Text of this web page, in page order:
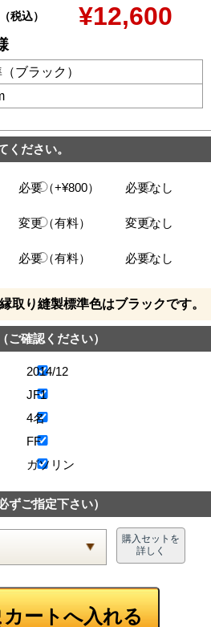
（税込） ¥12,600
ブラック）
ください。
必要（+¥800） 必要なし
変更（有料） 変更なし
必要（有料） 必要なし
取り縫製標準色はブラックです。
（ご確認ください）
2014/12
JF1
4名
FF
ガソリン
必ずご指定下さい）
購入セットを
詳しく